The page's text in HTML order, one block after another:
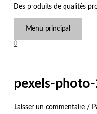
Des produits de qualités
Menu principal
0
pexels-
Laisser un commentaire /